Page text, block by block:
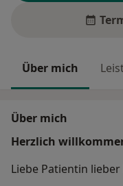
Über mich
Über mich
Herzlich
Liebe Patientin